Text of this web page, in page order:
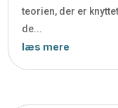
teorien, der er
de...
læs mere